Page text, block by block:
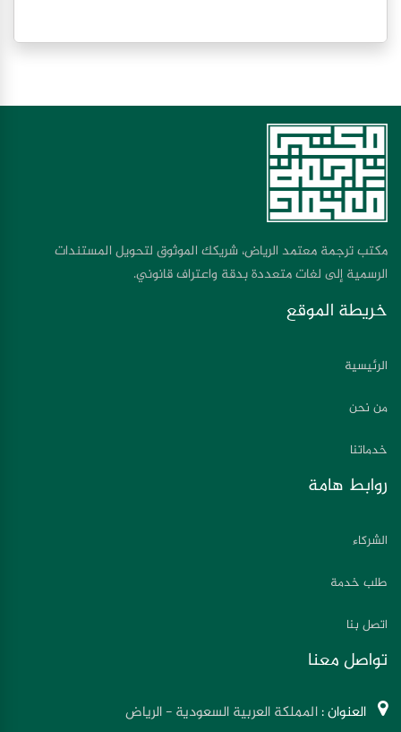
مكتب ترجمة معتمد الرياض، شريكك الموثوق لتحويل المستندات
الرسمية إلى لغات متعددة بدقة واعتراف قانوني.
خريطة الموقع
الرئيسية
من نحن
خدماتنا
روابط هامة
الشركاء
طلب خدمة
اتصل بنا
تواصل معنا
العنوان :المملكة العربية السعودية - الرياض